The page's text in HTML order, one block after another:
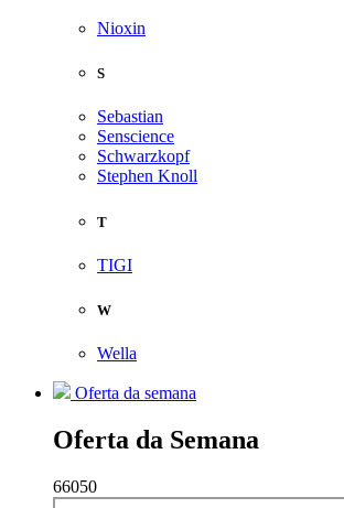
Nioxin
S
Sebastian
Senscience
Schwarzkopf
Stephen Knoll
T
TIGI
W
Wella
Oferta da semana
Oferta da Semana
66050